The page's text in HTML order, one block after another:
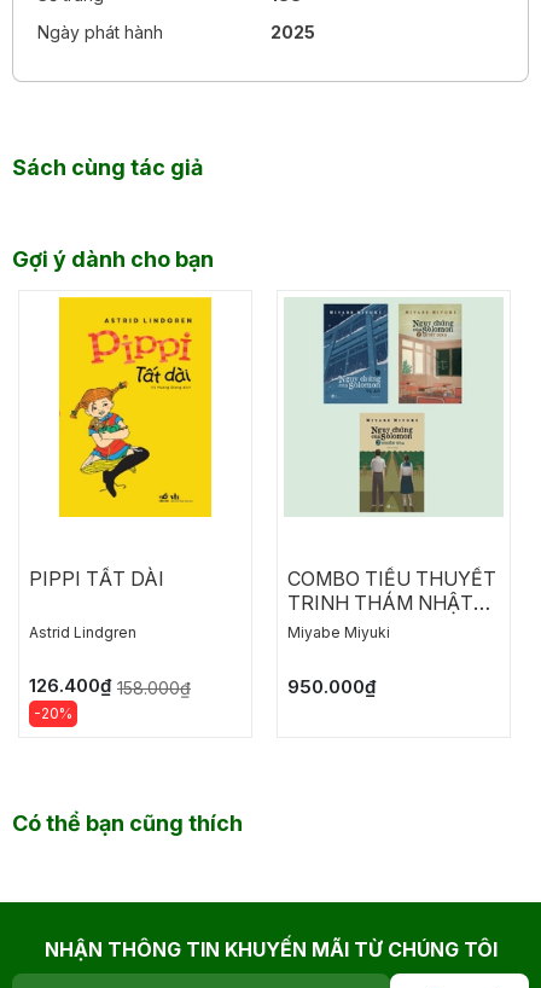
Ngày phát hành
2025
Sách cùng tác giả
Gợi ý dành cho bạn
PIPPI TẤT DÀI
Astrid Lindgren
126.400₫ 158.000₫
-20%
COMBO TIỂU THUYẾT
TRINH THÁM NHẬT
BẢN: NGỤY CHỨNG
Miyabe Miyuki
950.000₫
Có thể bạn cũng thích
NHẬN THÔNG TIN KHUYẾN MÃI TỪ CHÚNG TÔI